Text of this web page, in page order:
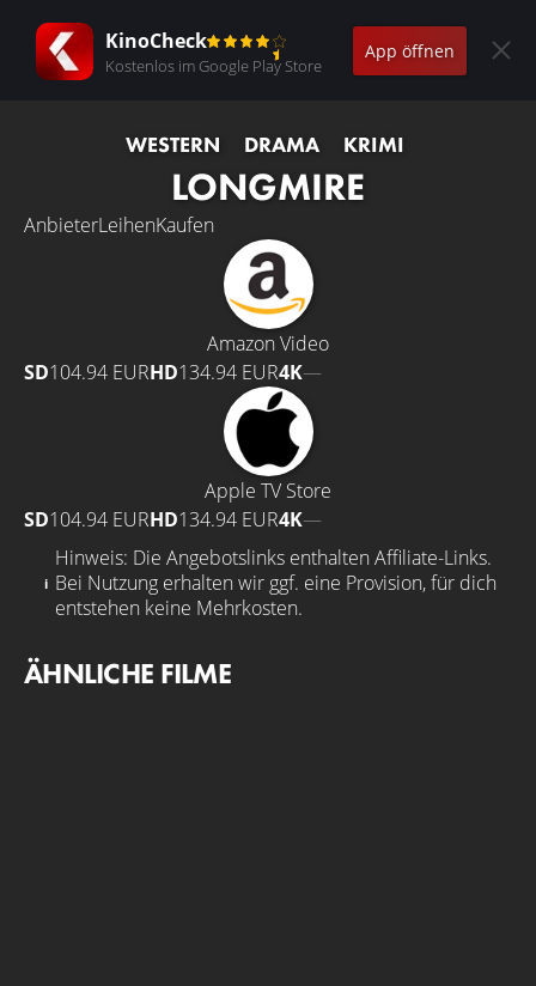
KinoCheck
Kostenlos im Google Play Store
App öffnen
WESTERN DRAMA KRIMI
LONGMIRE
AnbieterLeihenKaufen
Amazon Video
SD104.94 EURHD134.94 EUR4K—
Apple TV Store
SD104.94 EURHD134.94 EUR4K—
Hinweis: Die Angebotslinks enthalten Affiliate-Links.
Bei Nutzung erhalten wir ggf. eine Provision, für dich
entstehen keine Mehrkosten.
ÄHNLICHE FILME